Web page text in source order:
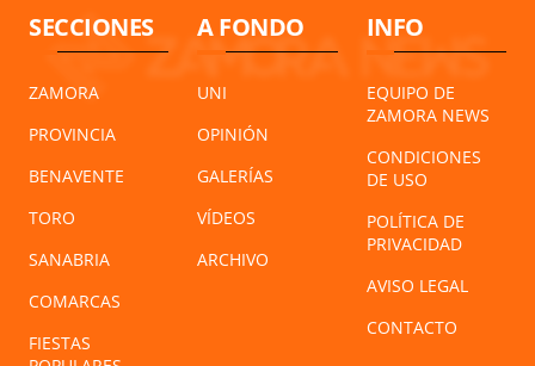
SECCIONES
ZAMORA
PROVINCIA
BENAVENTE
TORO
SANABRIA
COMARCAS
FIESTAS
A FONDO
UNI
OPINIÓN
GALERÍAS
VÍDEOS
ARCHIVO
INFO
EQUIPO DE
ZAMORA NEWS
CONDICIONES
DE USO
POLÍTICA DE
PRIVACIDAD
AVISO LEGAL
CONTACTO